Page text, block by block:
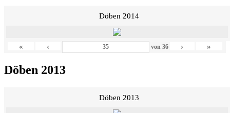
Döben 2014
« ‹ von 36 › »
Döben 2013
Döben 2013